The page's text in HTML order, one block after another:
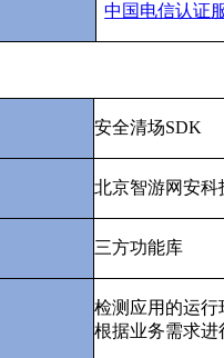
中国电信认证
安全清场SDK
北京智游网安科
三方功能库
检测应用的运
根据业务需求进